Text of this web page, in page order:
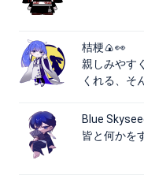
桔梗🍙👀
親しみやす
くれる、そ
Blue
皆と何かを